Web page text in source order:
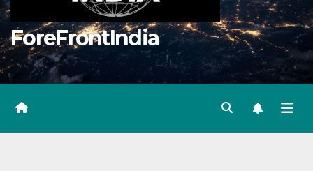
ForeFrontIndia